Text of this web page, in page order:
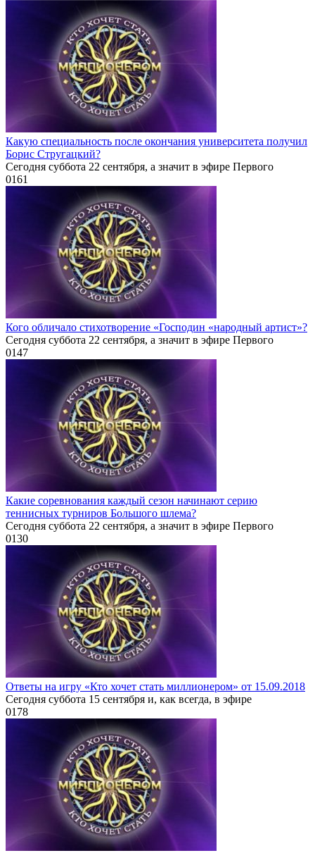
Какую специальность после окончания университета получил
Борис Стругацкий?
Сегодня суббота 22 сентября, а значит в эфире Первого
0161
Кого обличало стихотворение «Господин «народный артист»?
Сегодня суббота 22 сентября, а значит в эфире Первого
0147
Какие соревнования каждый сезон начинают серию
теннисных турниров Большого шлема?
Сегодня суббота 22 сентября, а значит в эфире Первого
0130
Ответы на игру «Кто хочет стать миллионером» от 15.09.2018
Сегодня суббота 15 сентября и, как всегда, в эфире
0178